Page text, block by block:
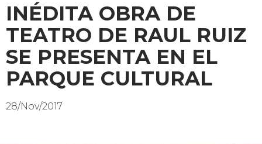
INÉDITA OBRA DE
TEATRO DE RAUL RUIZ
SE PRESENTA EN EL
PARQUE CULTURAL
28/Nov/2017